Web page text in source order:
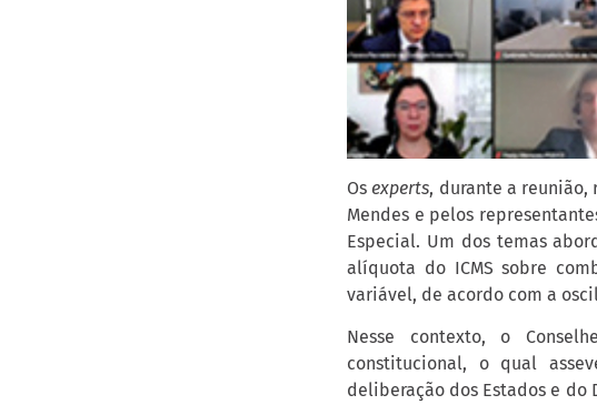
Osexperts, durante a reunião,
Mendes e pelos
Especial. Um dos temas
alíquota do ICMS sobre
variável, de acordo com a
Nesse contexto, o
constitucional, o qual
deliberação dos Estados e do